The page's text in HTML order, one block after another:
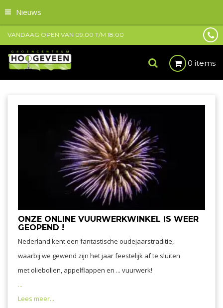
Nieuws
VANDAAG OPEN VAN 09:00 T/M 18:00
0 items
ONZE ONLINE VUURWERKWINKEL IS WEER
GEOPEND !
Nederland kent een fantastische oudejaarstraditie,
waarbij we gewend zijn het jaar feestelijk af te sluiten
met oliebollen, appelflappen en ... vuurwerk!
...
Lees meer...